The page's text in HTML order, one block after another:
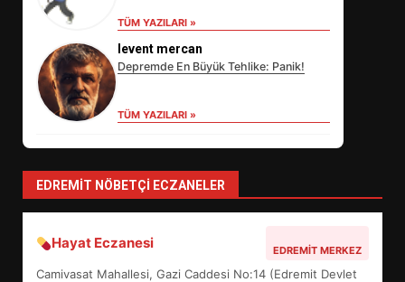
TÜM YAZILARI »
levent mercan
Depremde En Büyük Tehlike: Panik!
TÜM YAZILARI »
EDREMIT NÖBETÇI ECZANELER
Hayat Eczanesi EDREMIT MERKEZ
Camivasat Mahallesi, Gazi Caddesi No:14 (Edremit Devlet
3
SÜRDÜRÜLEBİLİRLİKTE NE
DEĞİŞECEK?
4
BALIKESİR MÜZELERİNDE SÜRE
UZATILDI: NE DEĞİŞTİ?